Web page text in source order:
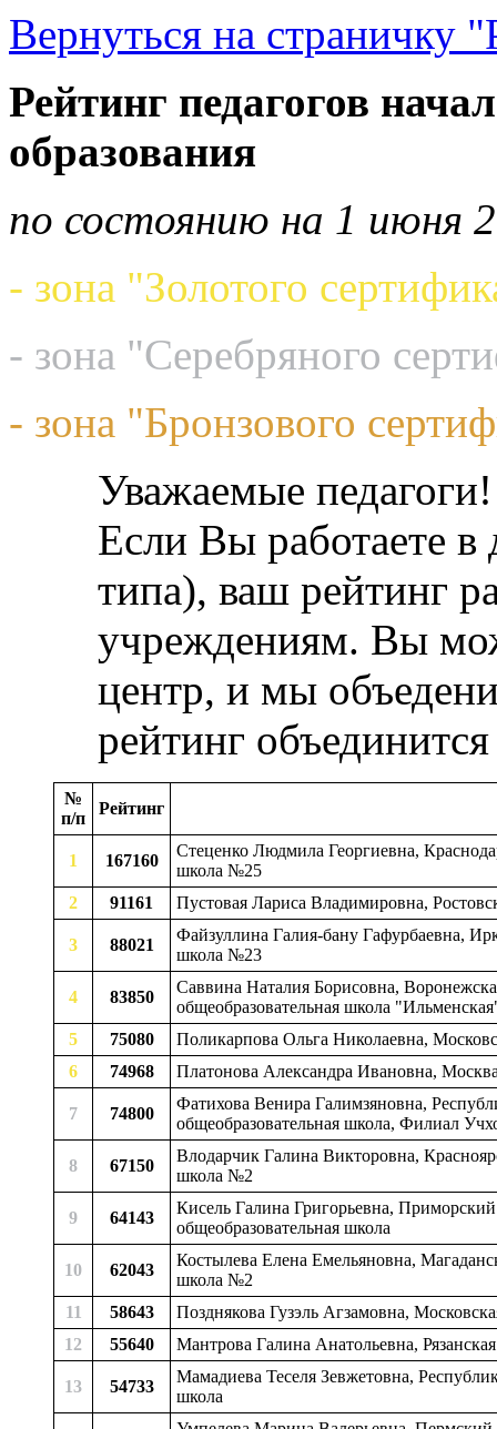
Вернуться на страничку
Рейтинг педагогов
образования
по состоянию на 1 июня
- зона "Золотого
- зона "Серебряного
- зона "Бронзового
Уважаемые педагоги!
Если Вы работаете
типа), ваш рейтинг
учреждениям. Вы
центр, и мы
рейтинг
№
п/п
Рейтинг
1 167160
Стеценко Людмила Георгиевна,
школа №25
2
91161 Пустовая Лариса Владимировна,
3 88021
Файзуллина Галия-бану Гафурбаевна,
школа №23
4 83850
Саввина Наталия Борисовна,
общеобразовательная школа
5
75080
Поликарпова Ольга Николаевна,
6
74968 Платонова Александра Ивановна,
7 74800
Фатихова Венира Галимзяновна,
общеобразовательная школа, Филиал
8 67150
Влодарчик Галина Викторовна,
школа №2
9 64143
Кисель Галина Григорьевна,
общеобразовательная школа
10 62043
Костылева Елена Емельяновна,
школа №2
11
58643
Позднякова Гузэль Агзамовна,
12
55640 Мантрова Галина Анатольевна,
13 54733
Мамадиева Теселя Зевжетовна,
школа